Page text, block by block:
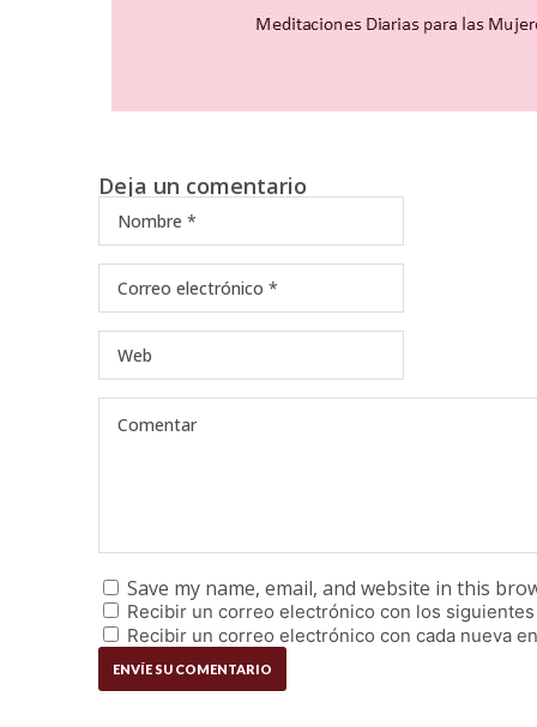
Deja un comentario
Save my name, email, and website in this
Recibir un correo electrónico con los
Recibir un correo electrónico con cada nueva